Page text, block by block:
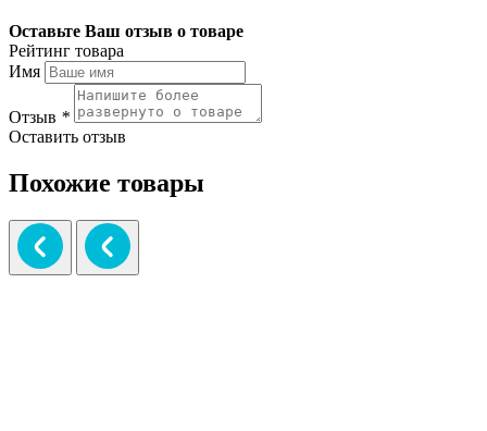
Оставьте Ваш отзыв о товаре
Рейтинг товара
Имя
Отзыв *
Оставить отзыв
Похожие товары